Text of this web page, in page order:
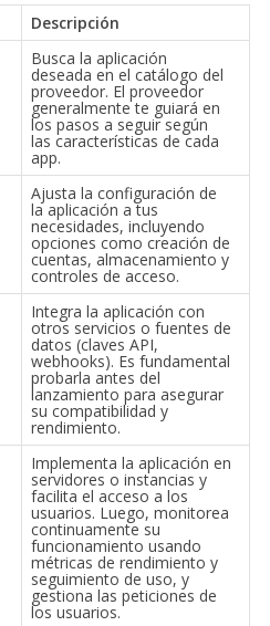
Descripción
Busca la aplicación
deseada en el catálogo del
proveedor. El proveedor
generalmente te guiará en
los pasos a seguir según
las características de cada
app.
Ajusta la configuración de
la aplicación a tus
necesidades, incluyendo
opciones como creación de
cuentas, almacenamiento y
controles de acceso.
Integra la aplicación con
otros servicios o fuentes de
datos (claves API,
webhooks). Es fundamental
probarla antes del
lanzamiento para asegurar
su compatibilidad y
rendimiento.
Implementa la aplicación en
servidores o instancias y
facilita el acceso a los
usuarios. Luego, monitorea
continuamente su
funcionamiento usando
métricas de rendimiento y
seguimiento de uso, y
gestiona las peticiones de
los usuarios.